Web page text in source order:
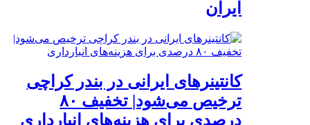
ایران
کانتینرهای ایرانی در بندر کراچی
ترخیص می‌شود| تخفیف ۸۰
درصدی برای هزینه‌های انبارداری